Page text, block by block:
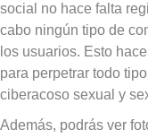
social no hace falta
cabo ningún tipo de
los usuarios. Esto
para perpetrar todo
ciberacoso sexual y
Además, podrás ver